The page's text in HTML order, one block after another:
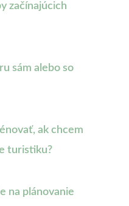
začínajúcich
sám alebo so
ak chcem
turistiku?
na plánovanie